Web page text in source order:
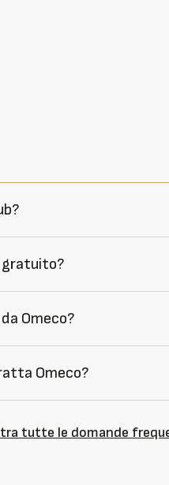
gratuito?
Omeco?
Omeco?
tutte le domande